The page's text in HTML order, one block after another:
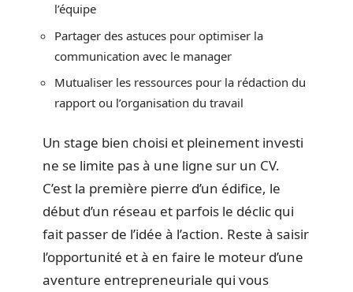
l’équipe
Partager des astuces pour optimiser la
communication avec le manager
Mutualiser les ressources pour la rédaction du
rapport ou l’organisation du travail
Un stage bien choisi et pleinement investi
ne se limite pas à une ligne sur un CV.
C’est la première pierre d’un édifice, le
début d’un réseau et parfois le déclic qui
fait passer de l’idée à l’action. Reste à saisir
l’opportunité et à en faire le moteur d’une
aventure entrepreneuriale qui vous